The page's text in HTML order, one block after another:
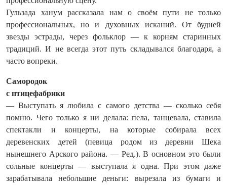
Гульзада ханум рассказала нам о своём пути не только
профессио­нальных, но и духовных исканий. От будней
звезды эстрады, через фольклор — к корням старинных
традиций. И не всегда этот путь складывался благодаря, а
часто вопреки.
Самородок
с птицефабрики
— Выступать я любила с самого детства — сколько себя
помню. Чего только я ни делала: пела, танцевала, ставила
спектакли и концерты, на которые собирала всех
деревенских детей (певица родом из деревни Шека
нынешнего Арского района. — Ред.). В основном это были
сольные концерты — выступала я одна. При этом даже
зарабатывала небольшие деньги: вырезала из бумаги и